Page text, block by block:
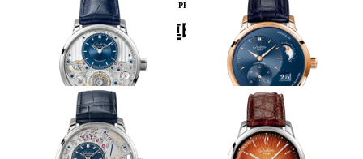
PICKUP PRODUCT
関連時計
最終進化形のトゥールビヨン
GLASHÜTTE ORIGINAL
セネタ・クロノメーター・トゥ
ールビヨン リミテッド・エデ
ィション
RG×ブルーで華やかさを増す
GLASHÜTTE ORIGINAL
パノマティック ルナ